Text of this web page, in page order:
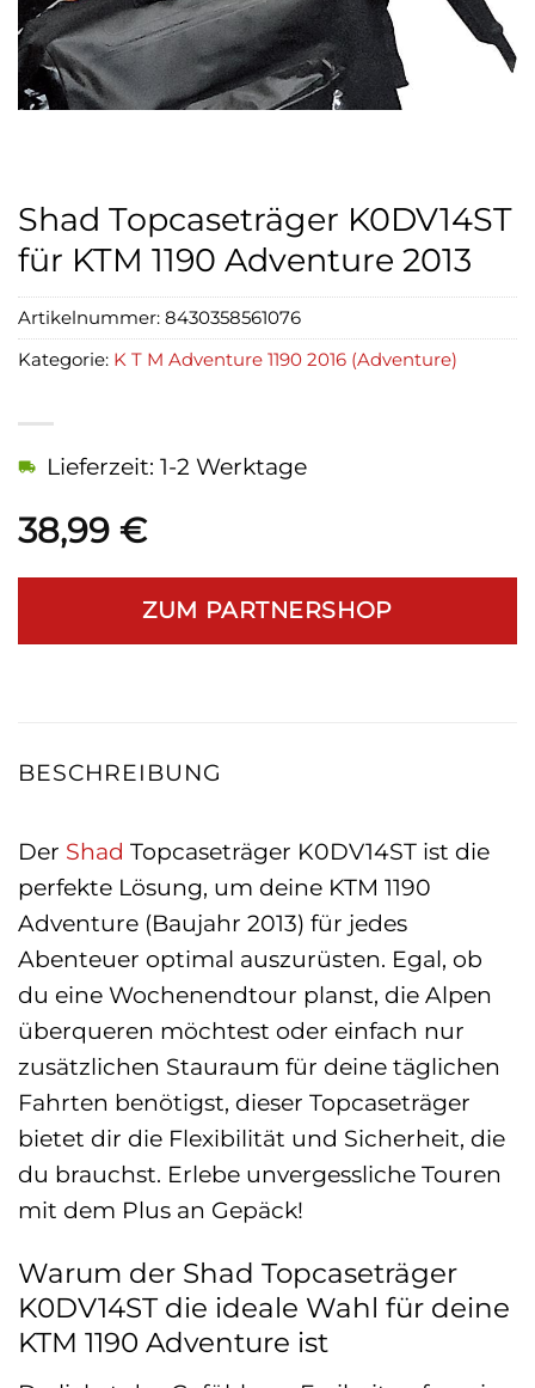
Shad Topcaseträger K0DV14ST
für KTM 1190 Adventure 2013
38,99 €
Lieferzeit: 1-2 Werktage
ZUM PARTNERSHOP
Artikelnummer: 8430358561076
Kategorie: K T M Adventure 1190 2016 (Adventure)
BESCHREIBUNG
Der Shad Topcaseträger K0DV14ST ist die
perfekte Lösung, um deine KTM 1190
Adventure (Baujahr 2013) für jedes
Abenteuer optimal auszurüsten. Egal, ob
du eine Wochenendtour planst, die Alpen
überqueren möchtest oder einfach nur
zusätzlichen Stauraum für deine täglichen
Fahrten benötigst, dieser Topcaseträger
bietet dir die Flexibilität und Sicherheit, die
du brauchst. Erlebe unvergessliche Touren
mit dem Plus an Gepäck!
Warum der Shad Topcaseträger
K0DV14ST die ideale Wahl für deine
KTM 1190 Adventure ist